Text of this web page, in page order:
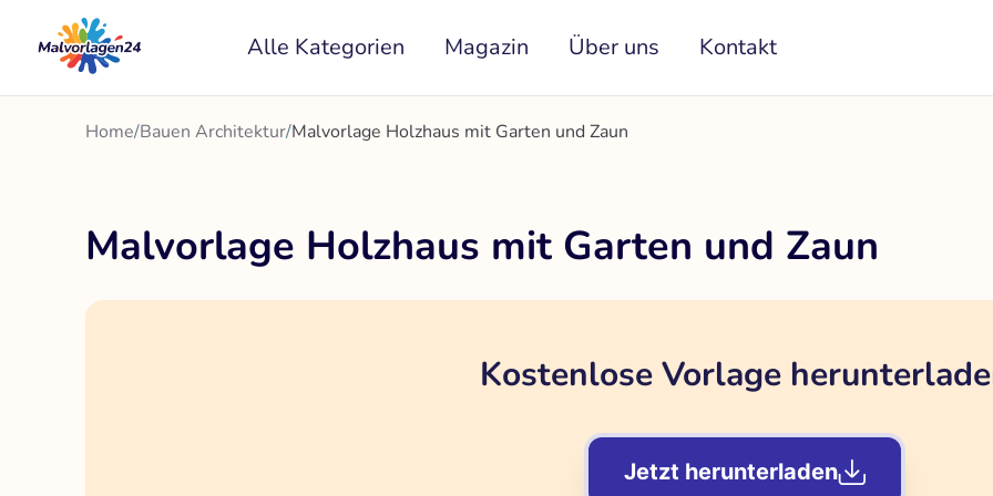
Inhalt
springen
Alle Kategorien Magazin Über uns Kontakt
Home/Bauen Architektur/Malvorlage Holzhaus mit Garten und Zaun
Malvorlage Holzhaus mit Garten und Zaun
Kostenlose Vorlage
Jetzt herunterladen